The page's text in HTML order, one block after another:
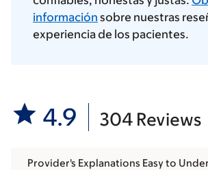
información sobre nuestras
experiencia de los pacientes.
4.9 304 Reviews
Provider's Explanations Easy to